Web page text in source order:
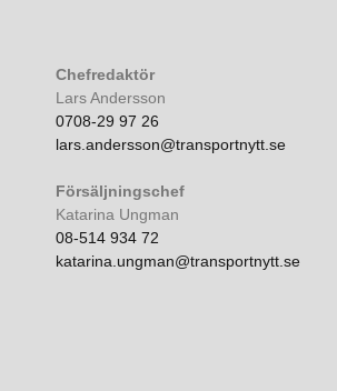
Chefredaktör
Lars Andersson
0708-29 97 26
lars.andersson@transportnytt.se
Försäljningschef
Katarina Ungman
08-514 934 72
katarina.ungman@transportnytt.se